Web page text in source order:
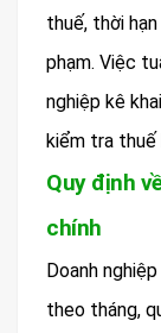
thuế, thời
phạm. Việc
nghiệp kê
kiểm tra
Quy định
chính
Doanh
theo tháng,